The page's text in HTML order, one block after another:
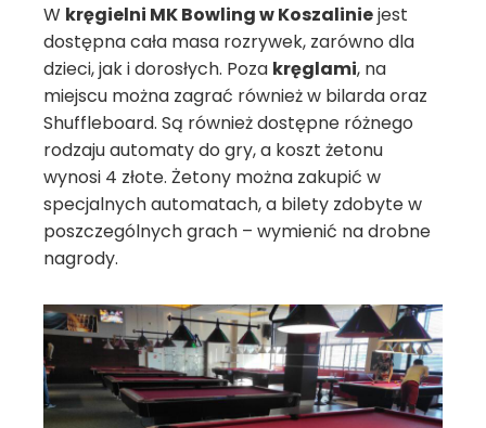
W kręgielni MK Bowling w Koszaliniejest
dostępna cała masa rozrywek, zarówno dla
dzieci, jak i dorosłych. Poza kręglami, na
miejscu można zagrać również w bilarda oraz
Shuffleboard. Są również dostępne różnego
rodzaju automaty do gry, a koszt żetonu
wynosi 4 złote. Żetony można zakupić w
specjalnych automatach, a bilety zdobyte w
poszczególnych grach – wymienić na drobne
nagrody.